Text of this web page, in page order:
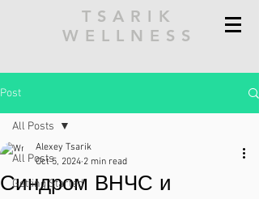
TSARIK
WELLNESS
Post
All Posts
Getting Started
All Posts
Синдром ВНЧС и
Alexey Tsarik
Oct 5, 2024 2 min read